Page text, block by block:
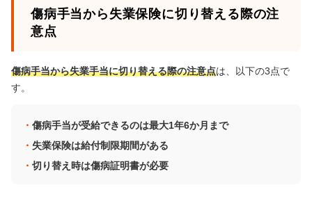
傷病手当から失業保険に切り替える際の注
意点
傷病手当から失業手当に切り替える際の注意点は、以下の3点で
す。
傷病手当が受給できるのは最大1年6か月まで
失業保険は給付制限期間がある
切り替え時は傷病証明書が必要